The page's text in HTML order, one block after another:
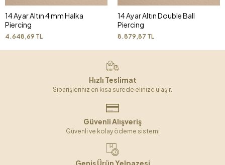
14 Ayar Altın 4 mm Halka
Piercing
4.648,69 TL
14 Ayar Altın Double Ball
Piercing
8.879,87 TL
Hızlı Teslimat
Siparişleriniz en kısa sürede elinize ulaşır.
Güvenli Alışveriş
Güvenli ve kolay ödeme sistemi
Geniş Ürün Yelpazesi